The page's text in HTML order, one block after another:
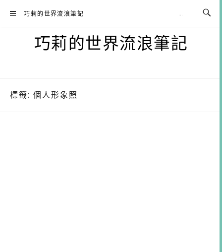
巧莉的世界流浪筆記
巧莉的世界流浪筆記
標籤: 個人形象照